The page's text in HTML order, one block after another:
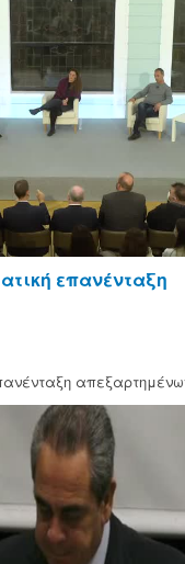
επανένταξη